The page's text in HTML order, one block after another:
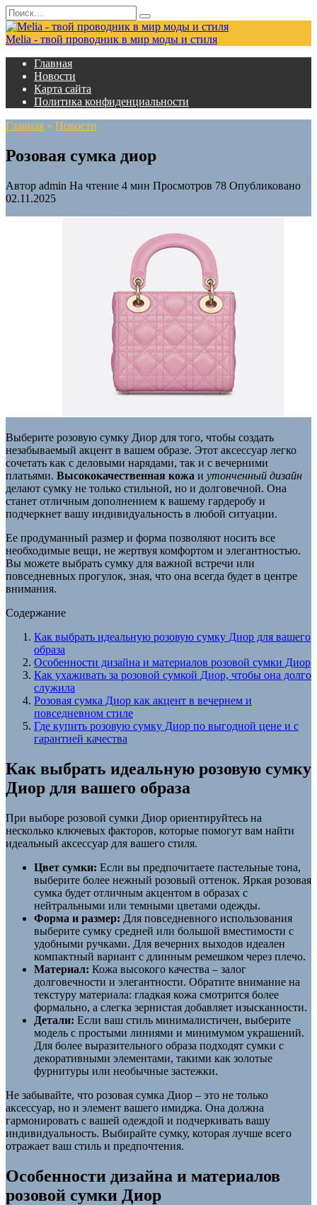
Перейти
к
содержанию
Search
for:
Melia - твой проводник в мир моды и стиля
Главная
Новости
Карта сайта
Политика конфиденциальности
Главная » Новости
Розовая сумка диор
Автор admin На чтение 4 мин Просмотров 78 Опубликовано
02.11.2025
Выберите розовую сумку Диор для того, чтобы создать
незабываемый акцент в вашем образе. Этот аксессуар легко
сочетать как с деловыми нарядами, так и с вечерними
платьями. Высококачественная кожа и утонченный дизайн
делают сумку не только стильной, но и долговечной. Она
станет отличным дополнением к вашему гардеробу и
подчеркнет вашу индивидуальность в любой ситуации.
Ее продуманный размер и форма позволяют носить все
необходимые вещи, не жертвуя комфортом и элегантностью.
Вы можете выбрать сумку для важной встречи или
повседневных прогулок, зная, что она всегда будет в центре
внимания.
Содержание
Как выбрать идеальную розовую сумку Диор для вашего
образа
Особенности дизайна и материалов розовой сумки Диор
Как ухаживать за розовой сумкой Диор, чтобы она долго
служила
Розовая сумка Диор как акцент в вечернем и
повседневном стиле
Где купить розовую сумку Диор по выгодной цене и с
гарантией качества
Как выбрать идеальную розовую сумку
Диор для вашего образа
При выборе розовой сумки Диор ориентируйтесь на
несколько ключевых факторов, которые помогут вам найти
идеальный аксессуар для вашего стиля.
Цвет сумки: Если вы предпочитаете пастельные тона,
выберите более нежный розовый оттенок. Яркая розовая
сумка будет отличным акцентом в образах с
нейтральными или темными цветами одежды.
Форма и размер: Для повседневного использования
выберите сумку средней или большой вместимости с
удобными ручками. Для вечерних выходов идеален
компактный вариант с длинным ремешком через плечо.
Материал: Кожа высокого качества – залог
долговечности и элегантности. Обратите внимание на
текстуру материала: гладкая кожа смотрится более
формально, а слегка зернистая добавляет изысканности.
Детали: Если ваш стиль минималистичен, выберите
модель с простыми линиями и минимумом украшений.
Для более выразительного образа подходят сумки с
декоративными элементами, такими как золотые
фурнитуры или необычные застежки.
Не забывайте, что розовая сумка Диор – это не только
аксессуар, но и элемент вашего имиджа. Она должна
гармонировать с вашей одеждой и подчеркивать вашу
индивидуальность. Выбирайте сумку, которая лучше всего
отражает ваш стиль и предпочтения.
Особенности дизайна и материалов
розовой сумки Диор